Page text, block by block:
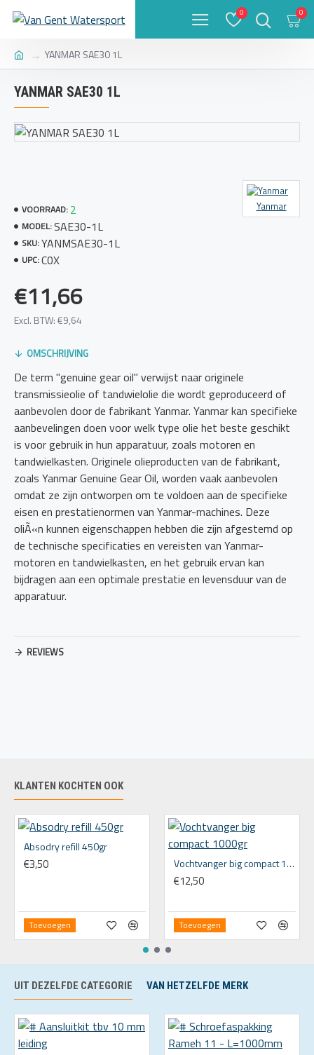
0 0
YANMAR SAE30 1L
YANMAR SAE30 1L
VOORRAAD: 2
MODEL:SAE30-1L
SKU:YANMSAE30-1L
UPC:C0X
Yanmar
€11,66
Excl. BTW: €9,64
OMSCHRIJVING
De term "genuine gear oil" verwijst naar originele
transmissieolie of tandwielolie die wordt geproduceerd of
aanbevolen door de fabrikant Yanmar. Yanmar kan specifieke
aanbevelingen doen voor welk type olie het beste geschikt
is voor gebruik in hun apparatuur, zoals motoren en
tandwielkasten. Originele olieproducten van de fabrikant,
zoals Yanmar Genuine Gear Oil, worden vaak aanbevolen
omdat ze zijn ontworpen om te voldoen aan de specifieke
eisen en prestatienormen van Yanmar-machines. Deze
oliÃ«n kunnen eigenschappen hebben die zijn afgestemd op
de technische specificaties en vereisten van Yanmar-
motoren en tandwielkasten, en het gebruik ervan kan
bijdragen aan een optimale prestatie en levensduur van de
apparatuur.
REVIEWS
KLANTEN KOCHTEN OOK
Absodry refill 450gr
€3,50
Toevoegen
Vochtvanger big compact 1000gr
€12,50
Toevoegen
UIT DEZELFDE CATEGORIE VAN HETZELFDE MERK